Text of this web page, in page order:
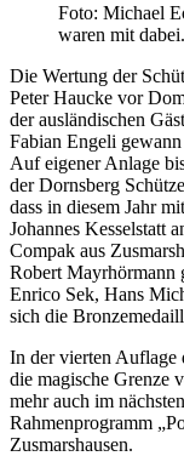
Foto: Michael
waren mit dabei.
Die Wertung der
Peter Haucke vor
der ausländischen
Fabian Engeli
Auf eigener Anlage
der Dornsberg
dass in diesem Jahr
Johannes Kesselstatt
Compak aus
Robert Mayrhörmann
Enrico Sek, Hans
sich die
In der vierten Auflage
die magische Grenze
mehr auch im
Rahmenprogramm
Zusmarshausen.